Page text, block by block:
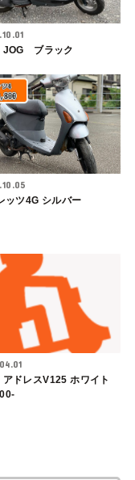
ブラック
ッツ4G シルバー
ドレスV125 ホワイト